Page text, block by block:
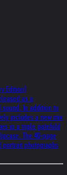
Edition)
as a
sound. In addition to
includes a new mix
in a triple gatefold
The 40-page
portrait photographs